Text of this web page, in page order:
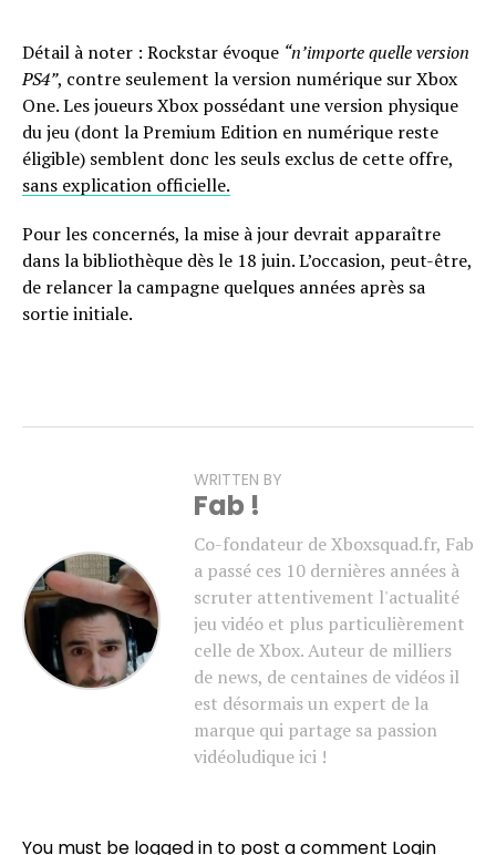
Détail à noter : Rockstar évoque “n’importe quelle version
PS4”, contre seulement la version numérique sur Xbox
One. Les joueurs Xbox possédant une version physique
du jeu (dont la Premium Edition en numérique reste
éligible) semblent donc les seuls exclus de cette offre,
sans explication officielle.
Pour les concernés, la mise à jour devrait apparaître
dans la bibliothèque dès le 18 juin. L’occasion, peut-être,
de relancer la campagne quelques années après sa
sortie initiale.
WRITTEN BY
Fab !
Co-fondateur de Xboxsquad.fr, Fab
a passé ces 10 dernières années à
scruter attentivement l'actualité
jeu vidéo et plus particulièrement
celle de Xbox. Auteur de milliers
de news, de centaines de vidéos il
est désormais un expert de la
marque qui partage sa passion
vidéoludique ici !
You must be logged in to post a comment Login